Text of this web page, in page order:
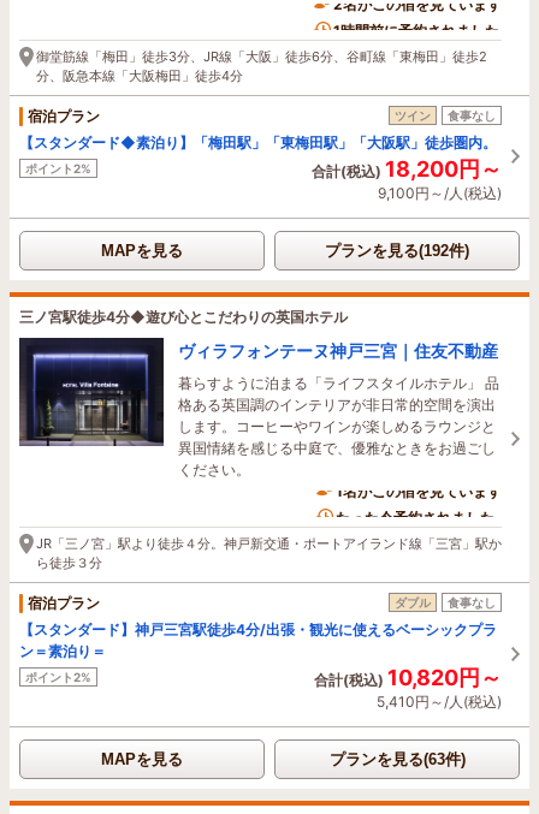
2名がこの宿を見ています
1時間前に予約されました
御堂筋線「梅田」徒歩3分、JR線「大阪」徒歩6分、谷町線「東梅田」徒歩2
分、阪急本線「大阪梅田」徒歩4分
宿泊プラン ツイン 食事なし
【スタンダード◆素泊り】「梅田駅」「東梅田駅」「大阪駅」徒歩圏内。
ポイント2% 合計(税込) 18,200円～
9,100円～/人(税込)
MAPを見る プランを見る(192件)
三ノ宮駅徒歩4分◆遊び心とこだわりの英国ホテル
ヴィラフォンテーヌ神戸三宮｜住友不動産
暮らすように泊まる「ライフスタイルホテル」 品
格ある英国調のインテリアが非日常的空間を演出
します。コーヒーやワインが楽しめるラウンジと
異国情緒を感じる中庭で、優雅なときをお過ごし
ください。
1名がこの宿を見ています
たった今予約されました
JR「三ノ宮」駅より徒歩４分。神戸新交通・ポートアイランド線「三宮」駅か
ら徒歩３分
宿泊プラン ダブル 食事なし
【スタンダード】神戸三宮駅徒歩4分/出張・観光に使えるベーシックプラ
ン＝素泊り＝
ポイント2% 合計(税込) 10,820円～
5,410円～/人(税込)
MAPを見る プランを見る(63件)